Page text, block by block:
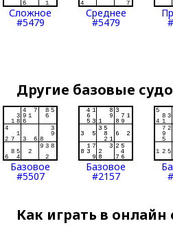
Сложное
#5479
Среднее
#5479
Другие базовые
Базовое
#5507
Базовое
#2157
Как играть в онлайн